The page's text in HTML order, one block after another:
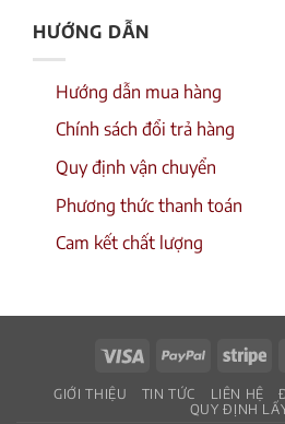
HƯỚNG DẪN
Hướng dẫn mua hàng
Chính sách đổi trả hàng
Quy định vận chuyển
Phương thức thanh toán
Cam kết chất lượng
Visa PayPal
GIỚI THIỆU TIN TỨC LIÊN HỆ
QUY ĐỊNH